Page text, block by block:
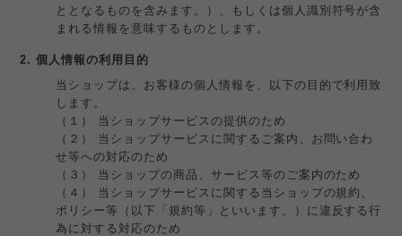
ととなるものを含みます。）、もしくは個人識別符号が含
まれる情報を意味するものとします。
2. 個人情報の利用目的
当ショップは、お客様の個人情報を、以下の目的で利用致
します。
（１） 当ショップサービスの提供のため
（２） 当ショップサービスに関するご案内、お問い合わ
せ等への対応のため
（３） 当ショップの商品、サービス等のご案内のため
（４） 当ショップサービスに関する当ショップの規約、
ポリシー等（以下「規約等」といいます。）に違反する行
為に対する対応のため